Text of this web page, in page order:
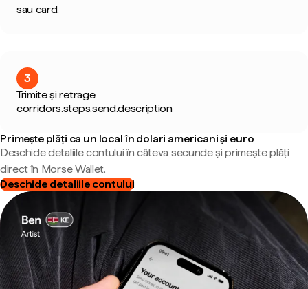
sau card.
3
Trimite și retrage
corridors.steps.send.description
Primește plăți ca un local în dolari americani și euro
Deschide detaliile contului în câteva secunde și primește plăți
direct în Morse Wallet.
Deschide detaliile contului